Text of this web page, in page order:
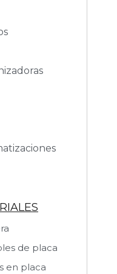
de placa
en placa
de chapas de
JC 1200